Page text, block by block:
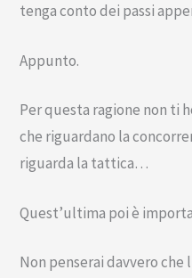
tenga conto dei passi
Appunto.
Per questa ragione non ti
che riguardano la
riguarda la tattica…
Quest’ultima poi è
Non penserai davvero che